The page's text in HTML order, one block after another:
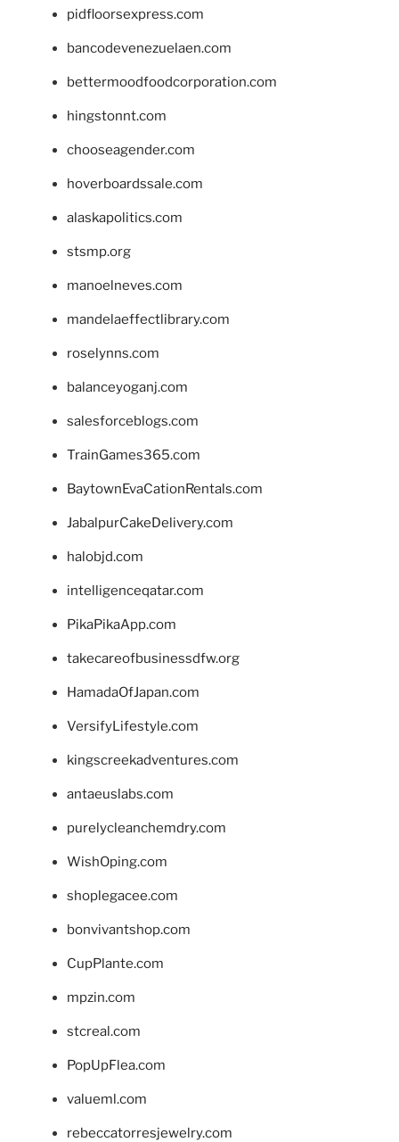
pidfloorsexpress.com
bancodevenezuelaen.com
bettermoodfoodcorporation.com
hingstonnt.com
chooseagender.com
hoverboardssale.com
alaskapolitics.com
stsmp.org
manoelneves.com
mandelaeffectlibrary.com
roselynns.com
balanceyoganj.com
salesforceblogs.com
TrainGames365.com
BaytownEvaCationRentals.com
JabalpurCakeDelivery.com
halobjd.com
intelligenceqatar.com
PikaPikaApp.com
takecareofbusinessdfw.org
HamadaOfJapan.com
VersifyLifestyle.com
kingscreekadventures.com
antaeuslabs.com
purelycleanchemdry.com
WishOping.com
shoplegacee.com
bonvivantshop.com
CupPlante.com
mpzin.com
stcreal.com
PopUpFlea.com
valueml.com
rebeccatorresjewelry.com